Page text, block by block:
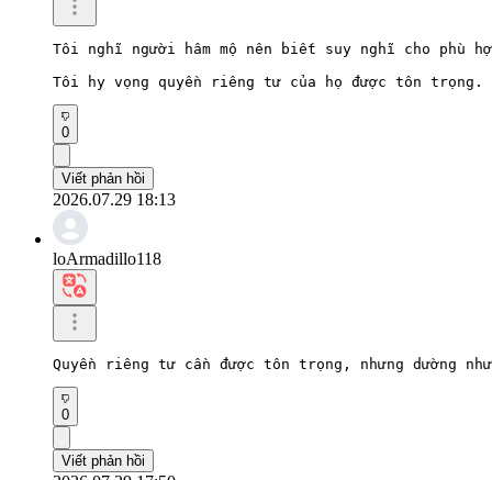
Tôi nghĩ người hâm mộ nên biết suy nghĩ cho phù
Tôi hy vọng quyền riêng tư của họ được tôn trọng.
0
Viết phản hồi
2026.07.29 18:13
loArmadillo118
Quyền riêng tư cần được tôn trọng, nhưng dường
0
Viết phản hồi